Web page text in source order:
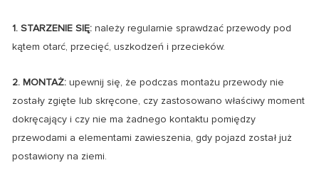
1. STARZENIE SIĘ: należy regularnie sprawdzać przewody pod
kątem otarć, przecięć, uszkodzeń i przecieków.
2. MONTAŻ: upewnij się, że podczas montażu przewody nie
zostały zgięte lub skręcone, czy zastosowano właściwy moment
dokręcający i czy nie ma żadnego kontaktu pomiędzy
przewodami a elementami zawieszenia, gdy pojazd został już
postawiony na ziemi.